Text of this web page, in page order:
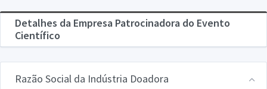
Detalhes da Empresa Patrocinadora do Evento
Científico
Razão Social da Indústria Doadora